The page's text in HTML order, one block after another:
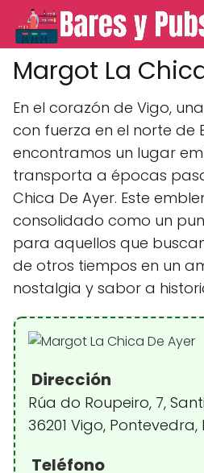
Margot La
En el corazón de Vigo,
con fuerza en el norte de
encontramos un lugar
transporta a épocas
Chica De Ayer. Este
consolidado como un
para aquellos que
de otros tiempos en un
nostalgia y sabor a
Dirección
Rúa do Roupeiro, 7,
36201 Vigo, Pontevedra,
Teléfono